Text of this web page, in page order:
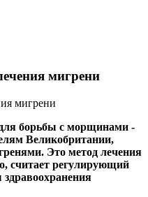
мигрени
борьбы с морщинами -
Великобритании,
Это метод лечения
считает регулирующий
здравоохранения